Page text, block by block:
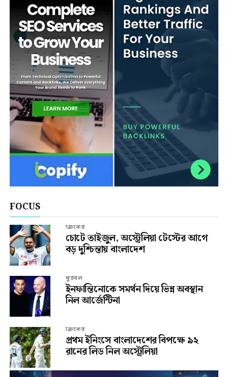
FOCUS
ক্রিকেট
চোটে তাইজুল, অস্ট্রেলিয়া টেস্টের আগে
বড় দুশ্চিন্তায় বাংলাদেশ
ফুটবল
ইনফান্তিনোকে সমর্থন দিয়ে ভিন্ন অবস্থান
নিল আর্জেন্টিনা
ক্রিকেট
প্রথম ইনিংসে বাংলাদেশের বিপক্ষে ৯২
রানের লিড নিল অস্ট্রেলিয়া